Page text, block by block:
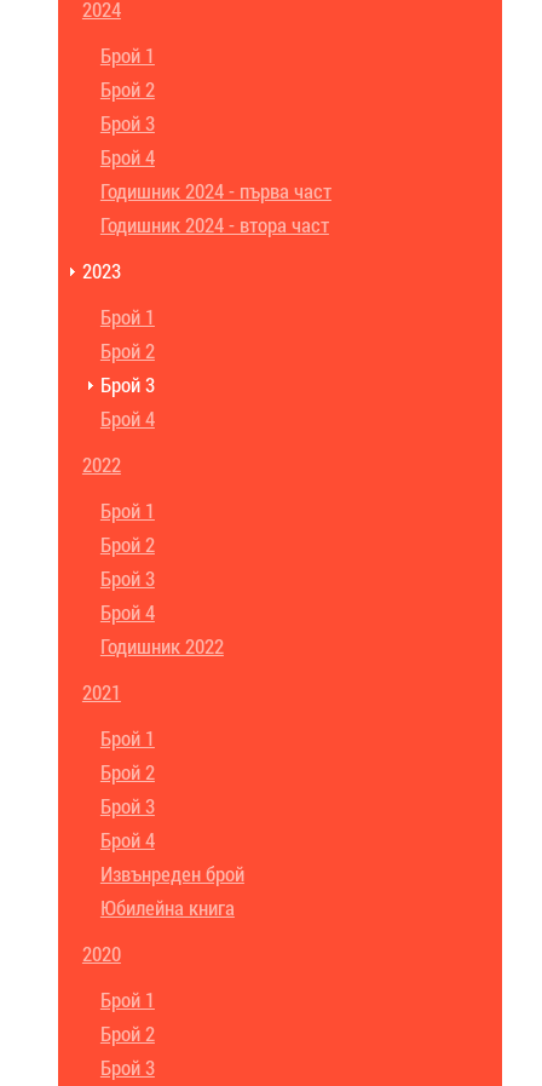
2024
Брой 1
Брой 2
Брой 3
Брой 4
Годишник 2024 - първа част
Годишник 2024 - втора част
2023
Брой 1
Брой 2
Брой 3
Брой 4
2022
Брой 1
Брой 2
Брой 3
Брой 4
Годишник 2022
2021
Брой 1
Брой 2
Брой 3
Брой 4
Извънреден брой
Юбилейна книга
2020
Брой 1
Брой 2
Брой 3